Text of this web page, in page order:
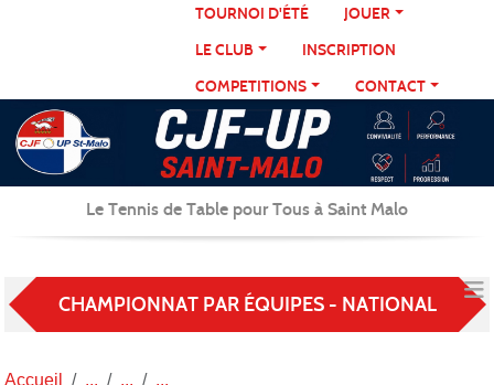
TOURNOI D'ÉTÉ
JOUER
LE CLUB
INSCRIPTION
COMPETITIONS
CONTACT
Le Tennis de Table pour Tous à Saint Malo
CHAMPIONNAT PAR ÉQUIPES - NATIONAL
Accueil
Panneau de gestion des cookies